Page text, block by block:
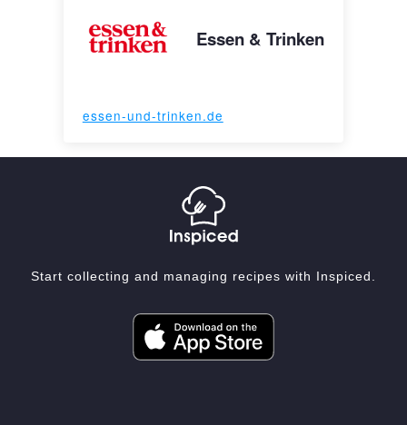
Essen & Trinken
essen-und-trinken.de
Start collecting and managing recipes with Inspiced.